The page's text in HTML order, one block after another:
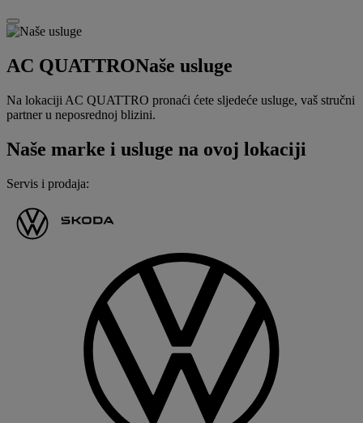
AC QUATTRONaše usluge
Na lokaciji AC QUATTRO pronaći ćete sljedeće usluge, vaš stručni
partner u neposrednoj blizini.
Naše marke i usluge na ovoj lokaciji
Servis i prodaja: